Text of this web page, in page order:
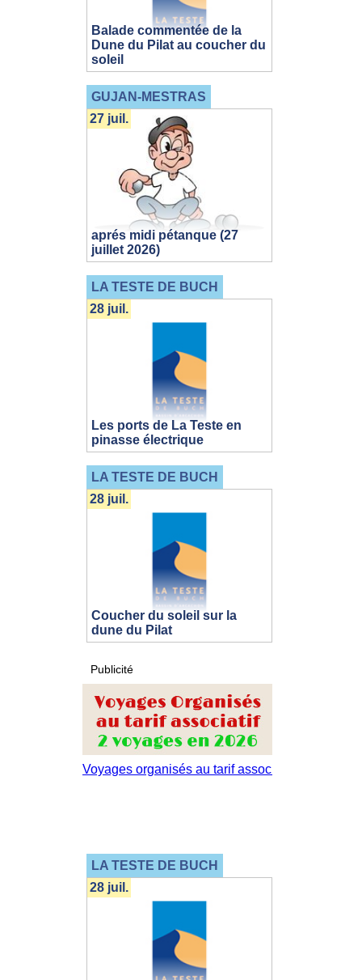
Balade commentée de la
Dune du Pilat au coucher du
soleil
GUJAN-MESTRAS
aprés midi pétanque (27
juillet 2026)
27 juil.
LA TESTE DE BUCH
Les ports de La Teste en
pinasse électrique
28 juil.
LA TESTE DE BUCH
Coucher du soleil sur la
dune du Pilat
28 juil.
Publicité
LA TESTE DE BUCH
28 juil.